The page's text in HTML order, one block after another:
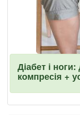
Діабет і
компресія +